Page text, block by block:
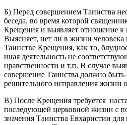
Б) Перед совершением Таинства
беседа, во время которой
Крещения и выявляет отношение к
Выясняет, нет ли в жизни человека
Таинстве Крещения, как то,
иная деятельность не
нравственности и т.п. В случае
совершение Таинства должно
решительного исправления жизни
В) После Крещения требуется
последующей церковной жизни с
значения Таинства Евхаристии для